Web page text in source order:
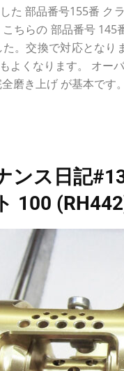
た 部品番号155番 ク
こちらの 部品番号
た。交換で対応とな
よくなります。 オ
磨き上げ が基本です
ンス日記
100